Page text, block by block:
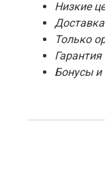
Низкие
Только
Бонусы и